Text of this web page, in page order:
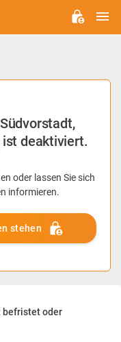
deaktiviert.
oder lassen Sie sich
informieren.
stehen
befristet oder